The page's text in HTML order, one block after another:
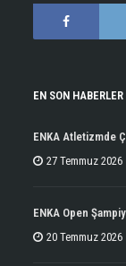
EN SON HABERLER
ENKA Atletizmde
27 Temmuz 2026
ENKA Open
20 Temmuz 2026